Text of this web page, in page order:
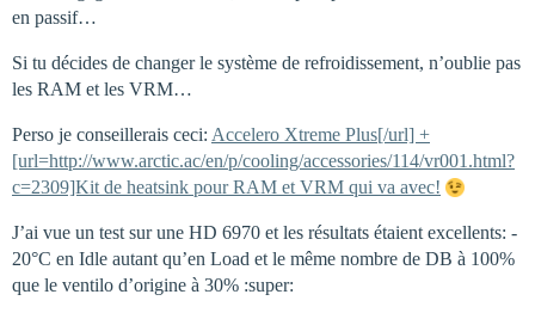
en passif…
Si tu décides de changer le système de refroidissement, n’oublie pas
les RAM et les VRM…
Perso je conseillerais ceci: Accelero Xtreme Plus[/url] +
[url=http://www.arctic.ac/en/p/cooling/accessories/114/vr001.html?
c=2309]Kit de heatsink pour RAM et VRM qui va avec!
J’ai vue un test sur une HD 6970 et les résultats étaient excellents: -
20°C en Idle autant qu’en Load et le même nombre de DB à 100%
que le ventilo d’origine à 30% :super: